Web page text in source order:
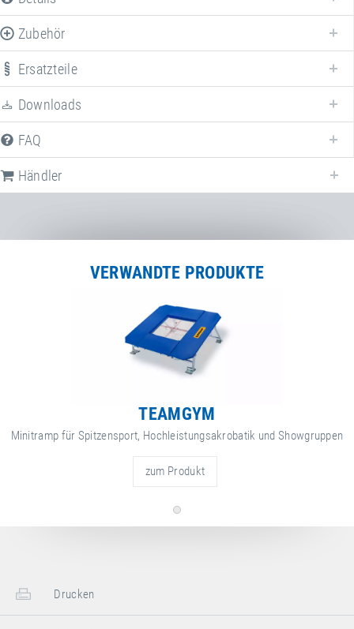
Zubehör
Erweitern Sie IhrBumper Teamgymmit verschiedenem Zubehör!
Ersatzteile
Downloads
FAQ
Händler
VERWANDTE PRODUKTE
TEAMGYM
Minitramp für Spitzensport, Hochleistungsakrobatik und Showgruppen
zum Produkt
Drucken